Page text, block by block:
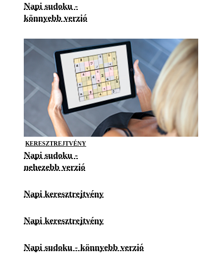
Napi sudoku -
könnyebb verzió
KERESZTREJTVÉNY
Napi sudoku -
nehezebb verzió
Napi keresztrejtvény
Napi keresztrejtvény
Napi sudoku - könnyebb verzió